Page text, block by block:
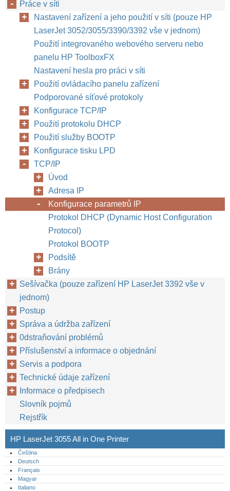
Práce v síti
Nastavení zařízení a jeho použití v síti (pouze HP
LaserJet 3052/3055/3390/3392 vše v jednom)
Použití integrovaného webového serveru nebo
panelu HP ToolboxFX
Nastavení hesla pro práci v síti
Použití ovládacího panelu zařízení
Podporované síťové protokoly
Konfigurace TCP/IP
Použití protokolu DHCP
Použití služby BOOTP
Konfigurace tisku LPD
TCP/IP
Úvod
Adresa IP
Konfigurace parametrů IP
Protokol DHCP (Dynamic Host Configuration
Protocol)
Protokol BOOTP
Podsítě
Brány
Sešívačka (pouze zařízení HP LaserJet 3392 vše v
jednom)
Postup
Správa a údržba zařízení
0dstraňování problémů
Příslušenství a informace o objednání
Servis a podpora
Technické údaje zařízení
Informace o předpisech
Slovník pojmů
Rejstřík
HP LaserJet 3055 All in One Printer
Čeština
Deutsch
Français
Magyar
Italiano